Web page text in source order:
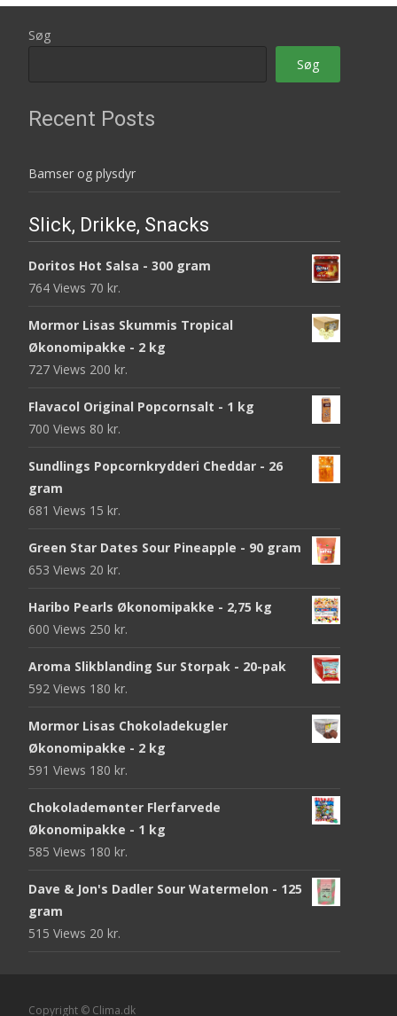
Søg
Søg
Recent Posts
Bamser og plysdyr
Slick, Drikke, Snacks
Doritos Hot Salsa - 300 gram
764 Views 70 kr.
Mormor Lisas Skummis Tropical
Økonomipakke - 2 kg
727 Views 200 kr.
Flavacol Original Popcornsalt - 1 kg
700 Views 80 kr.
Sundlings Popcornkrydderi Cheddar - 26
gram
681 Views 15 kr.
Green Star Dates Sour Pineapple - 90 gram
653 Views 20 kr.
Haribo Pearls Økonomipakke - 2,75 kg
600 Views 250 kr.
Aroma Slikblanding Sur Storpak - 20-pak
592 Views 180 kr.
Mormor Lisas Chokoladekugler
Økonomipakke - 2 kg
591 Views 180 kr.
Chokolademønter Flerfarvede
Økonomipakke - 1 kg
585 Views 180 kr.
Dave & Jon's Dadler Sour Watermelon - 125
gram
515 Views 20 kr.
Copyright © Clima.dk